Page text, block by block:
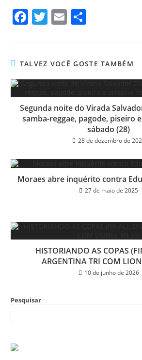
Fa
ok
T
er
E
TALVEZ VOCÊ GOSTE TAMBÉM
Segunda noite do Virada
samba-reggae, pagode, piseiro
sábado (28)
28 de dezembro de
Moraes abre inquérito contra
27 de maio de 2025
HISTORIANDO AS COPAS
ARGENTINA TRI COM
10 de junho de 2026
Pesquisar